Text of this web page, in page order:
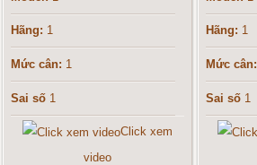
Hãng: 1
Mức cân: 1
Sai số 1
Click xem
video
Hãng: 1
Mức cân:
Sai số 1